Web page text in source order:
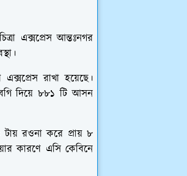
এক্সপ্রেস আন্তঃনগর
রাখা হয়েছে।
বগি দিয়ে ৮৮১ টি আসন
টায় রওনা করে প্রায় ৮
কারণে এসি কেবিনে